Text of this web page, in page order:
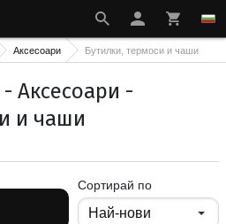
Аксесоари Бутилки, термоси и чаши
- Аксесоари -
и чаши
Сортирай по